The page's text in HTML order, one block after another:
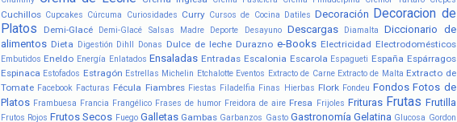
Cuchillos Cupcakes Cúrcuma Curiosidades Curry Cursos de Cocina Datiles Decoración Decoracion de
Platos
Demi-Glacé Demi-Glacé Salsas Madre Deporte Desayuno Descargas Diamalta
Diccionario de
alimentos Dieta Digestión Dihll Donas Dulce de leche Durazno e-Books Electricidad Electrodomésticos
Embutidos Eneldo Energía Enlatados Ensaladas Entradas Escalonia Escarola Espagueti España Espárragos
Espinaca Estofados Estragón Estrellas Michelin Etchalotte Eventos Extracto de Carne Extracto de Malta Extracto de
Tomate Facebook Facturas Fécula Fiambres Fiestas Filadelfia Finas Hierbas Flork Fondeu Fondos Fotos de
Platos Frambuesa Francia Frangélico Frases de humor Freidora de aire Fresa Frijoles Frituras Frutas Frutilla
Frutos Rojos Frutos Secos Fuego Galletas Gambas Garbanzos Gasto Gastronomía Gelatina Glucosa Gordon